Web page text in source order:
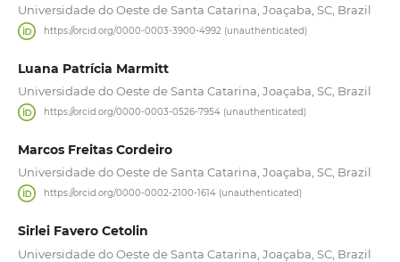
Universidade do Oeste de Santa Catarina, Joaçaba, SC, Brazil
https://orcid.org/0000-0003-3900-4992 (unauthenticated)
Luana Patrícia Marmitt
Universidade do Oeste de Santa Catarina, Joaçaba, SC, Brazil
https://orcid.org/0000-0003-0526-7954 (unauthenticated)
Marcos Freitas Cordeiro
Universidade do Oeste de Santa Catarina, Joaçaba, SC, Brazil
https://orcid.org/0000-0002-2100-1614 (unauthenticated)
Sirlei Favero Cetolin
Universidade do Oeste de Santa Catarina, Joaçaba, SC, Brazil